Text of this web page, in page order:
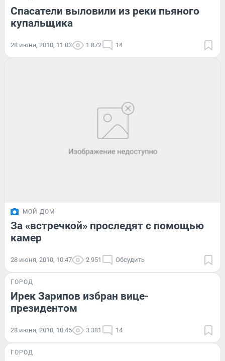
Спасатели выловили из реки пьяного
купальщика
28 июня, 2010, 11:03 1 872 14
МОЙ ДОМ
За «встречкой» проследят с помощью
камер
28 июня, 2010, 10:47 2 951 Обсудить
ГОРОД
Ирек Зарипов избран вице-
президентом
28 июня, 2010, 10:45 3 381 14
ГОРОД